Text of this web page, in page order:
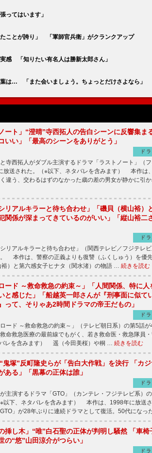
ってはいます」
ことが誇り」 「軍師官兵衛」がクランクアップ
感 「知りたい有名人は勝新太郎さん」
は… 「また会いましょう。ちょっとだけさよなら」
ート」“澄晴”寺西拓人の告白シーンに反響集ま
いい」「最高のシーンをありがとう」
ド
寺西拓人がダブル主演するドラマ「ラストノート」（
放送された。（※以下、ネタバレを含みます） 本作は
違う、交わるはずのなかった歳の差の男女が静かに引
リアルキラーと待ち合わせ」「磯貝（横山裕）
関係が深まってきているのがいい」「縦山裕二
ド
リアルキラーと待ち合わせ」（関西テレビ／フジテレ
本作は、警察の正義よりも復讐（ふくしゅう）を優
）と第六感女子ヒナタ（関水渚）の物語 … 続きを読む
ード ～救命救急の約束～」「人間関係、特に
と感じた」「船越英一郎さんが『刑事面に似て
って、そりゃあ2時間ドラマの帝王だもの」
ド
ード ～救命救急の約束～」（テレビ朝日系）の第5話が
命救急医療の最前線でもがく、若き救命医・救急隊員
レを含みます） 遥（今田美桜）や桐 … 続きを読む
“鬼塚”反町隆史らが「告白大作戦」を決行 「カ
ある」「黒幕の正体は誰」
ド
主演するドラマ「GTO」（カンテレ・フジテレビ系）
以下、ネタバレを含みます） 本作は、1998年に放送
」が28年ぶりに連続ドラマとして復活。50代になっ
挿し木」“唯”白石聖の正体が判明し騒然 「車椅
の“悠”山田涼介がつらい」
ド